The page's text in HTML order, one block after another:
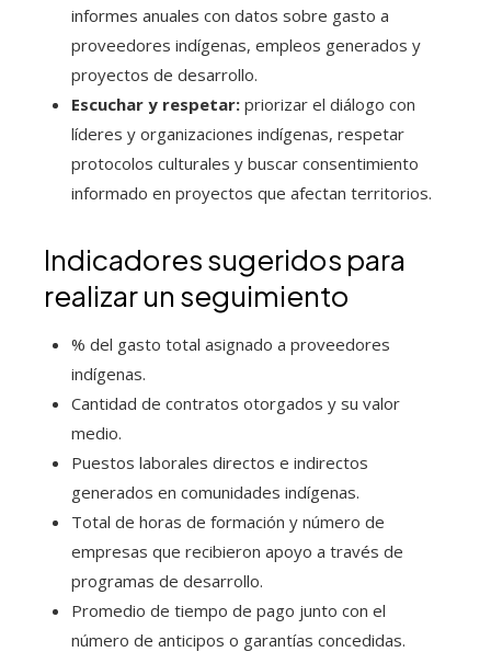
informes anuales con datos sobre gasto a
proveedores indígenas, empleos generados y
proyectos de desarrollo.
Escuchar y respetar: priorizar el diálogo con
líderes y organizaciones indígenas, respetar
protocolos culturales y buscar consentimiento
informado en proyectos que afectan territorios.
Indicadores sugeridos para
realizar un seguimiento
% del gasto total asignado a proveedores
indígenas.
Cantidad de contratos otorgados y su valor
medio.
Puestos laborales directos e indirectos
generados en comunidades indígenas.
Total de horas de formación y número de
empresas que recibieron apoyo a través de
programas de desarrollo.
Promedio de tiempo de pago junto con el
número de anticipos o garantías concedidas.